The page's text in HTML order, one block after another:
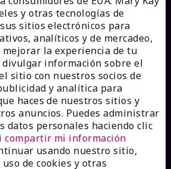
y otras tecnologías de
sitios electrónicos para
analíticos y de mercadeo,
la experiencia de tu
información sobre el
sitio con nuestros socios de
y analítica para
haces de nuestros sitios y
anuncios. Puedes administrar
datos personales haciendo clic
compartir mi información
usando nuestro sitio,
de cookies y otras